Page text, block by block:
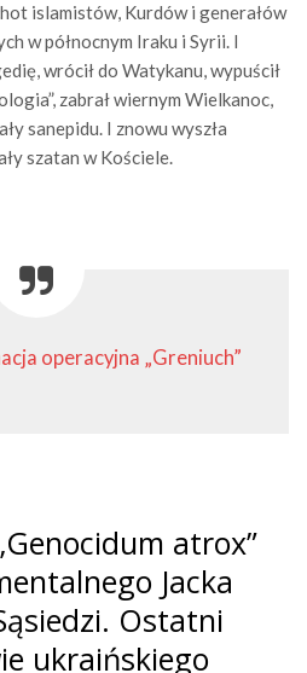
islamistów, Kurdów i generałów
w północnym Iraku i Syrii. I
wrócił do Watykanu, wypuścił
zabrał wiernym Wielkanoc,
sanepidu. I znowu wyszła
szatan w Kościele.
operacyjna „Greniuch”
atrox”
Jacka
Ostatni
ukraińskiego